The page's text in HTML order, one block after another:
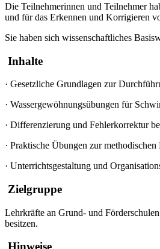
Die Teilnehmerinnen und Teilnehmer
und für das Erkennen und Korrigieren
Sie haben sich wissenschaftliches
Inhalte
· Gesetzliche Grundlagen zur
· Wassergewöhnungsübungen für
· Differenzierung und Fehlerkorrektur
· Praktische Übungen zur methodischen
· Unterrichtsgestaltung und
Zielgruppe
Lehrkräfte an Grund- und
besitzen.